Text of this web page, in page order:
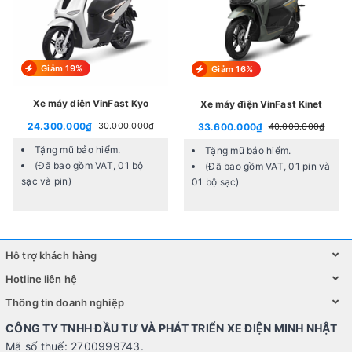
Dưới đây là thông số về xe đạp điện DK S1:
Kích thước xe 1600x750x350mm
Chiều cao yên xe 680mm
Đường kính bánh xe Lốp: 486mm &
Đối tượng Sinh viên, học sinh,
Giảm 19%
Xe máy điện VinFast Kyo
24.300.000₫ 30.000.000₫
Tặng mũ bảo hiểm.
(Đã bao gồm VAT, 01 bộ
sạc và pin)
Giảm 16%
Xe máy điện VinFast Kinet
33.600.000₫ 40.000.000₫
Tặng mũ bảo hiểm.
(Đã bao gồm VAT, 01 pin và
01 bộ sạc)
Hỗ trợ khách hàng
Hotline liên hệ
Thông tin doanh nghiệp
CÔNG TY TNHH ĐẦU TƯ VÀ PHÁT TRIỂN XE ĐIỆN MINH NHẬT
Mã số thuế: 2700999743.